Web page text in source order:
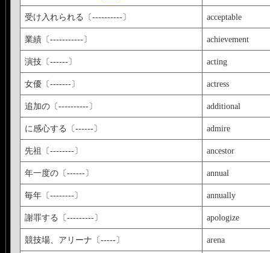
受け入れられる〔----------〕 acceptable
業績〔-----------〕 achievement
演技〔------〕 acting
女優〔-------〕 actress
追加の〔----------〕 additional
に感心する〔------〕 admire
先祖〔--------〕 ancestor
年一度の〔------〕 annual
毎年〔--------〕 annually
謝罪する〔---------〕 apologize
競技場、アリーナ〔-----〕 arena